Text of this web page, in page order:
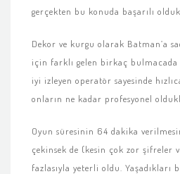
gerçekten bu konuda başarılı
Dekor ve kurgu olarak Batman’a
için farklı gelen birkaç bulmacada
iyi izleyen operatör sayesinde
onların ne kadar profesyonel
Oyun süresinin 64 dakika
çekinsek de (kesin çok zor şifreler
fazlasıyla yeterli oldu.